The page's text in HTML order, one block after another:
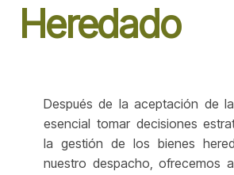
Heredado
Después de la aceptación de
esencial tomar decisiones
la gestión de los bienes
nuestro despacho, ofrecemos